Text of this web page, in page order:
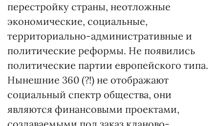
перестройку страны, неотложные
экономические, социальные,
территориально-административные и
политические реформы. Не появились
политические партии европейского типа.
Нынешние 360 (?!) не отображают
социальный спектр общества, они
являются финансовыми проектами,